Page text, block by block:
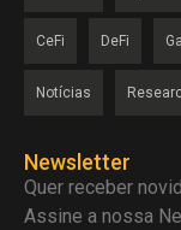
CeFi DeFi
Notícias
Newsletter
Quer receber
Assine a nossa